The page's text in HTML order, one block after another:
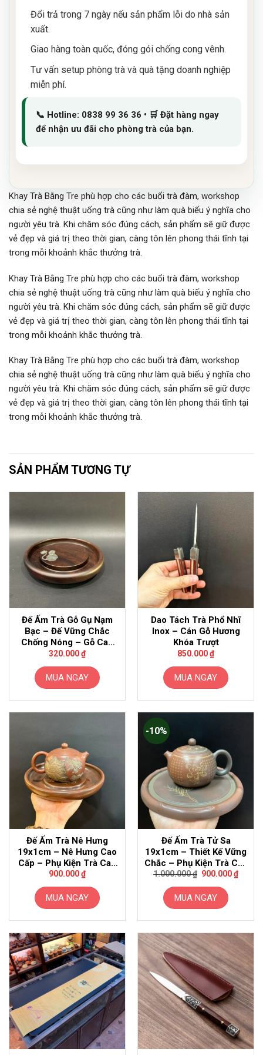
Đổi trả trong 7 ngày nếu sản phẩm lỗi do nhà sản
xuất.
Giao hàng toàn quốc, đóng gói chống cong vênh.
Tư vấn setup phòng trà và quà tặng doanh nghiệp
miễn phí.
📞 Hotline: 0838 99 36 36 • 🛒 Đặt hàng ngay
để nhận ưu đãi cho phòng trà của bạn.
Khay Trà Bằng Tre phù hợp cho các buổi trà đàm, workshop
chia sẻ nghệ thuật uống trà cũng như làm quà biếu ý nghĩa cho
người yêu trà. Khi chăm sóc đúng cách, sản phẩm sẽ giữ được
vẻ đẹp và giá trị theo thời gian, càng tôn lên phong thái tĩnh tại
trong mỗi khoảnh khắc thưởng trà.
Khay Trà Bằng Tre phù hợp cho các buổi trà đàm, workshop
chia sẻ nghệ thuật uống trà cũng như làm quà biếu ý nghĩa cho
người yêu trà. Khi chăm sóc đúng cách, sản phẩm sẽ giữ được
vẻ đẹp và giá trị theo thời gian, càng tôn lên phong thái tĩnh tại
trong mỗi khoảnh khắc thưởng trà.
Khay Trà Bằng Tre phù hợp cho các buổi trà đàm, workshop
chia sẻ nghệ thuật uống trà cũng như làm quà biếu ý nghĩa cho
người yêu trà. Khi chăm sóc đúng cách, sản phẩm sẽ giữ được
vẻ đẹp và giá trị theo thời gian, càng tôn lên phong thái tĩnh tại
trong mỗi khoảnh khắc thưởng trà.
SẢN PHẨM TƯƠNG TỰ
Đế Ấm Trà Gỗ Gụ Nạm
Bạc – Đế Vững Chắc
Chống Nóng – Gỗ Cao
Cấp
320.000₫
MUA NGAY
Dao Tách Trà Phổ Nhĩ
Inox – Cán Gỗ Hương
Khóa Trượt
850.000₫
MUA NGAY
Đế Ấm Trà Nê Hưng
19x1cm – Nê Hưng Cao
Cấp – Phụ Kiện Trà Cao
Cấp
900.000₫
MUA NGAY
-10%
Đế Ấm Trà Tử Sa
19x1cm – Thiết Kế Vững
Chắc – Phụ Kiện Trà Cao
Cấp
1.000.000₫ Giá
là:
1.000.000 ₫.
900.000₫Giá
hiện
MUA NGAY